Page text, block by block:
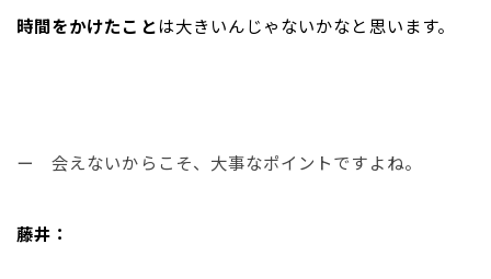
時間をかけたことは大きいんじゃないかなと思います。
ー　会えないからこそ、大事なポイントですよね。
藤井：